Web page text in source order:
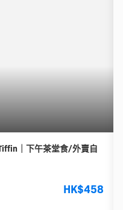
｜下午茶堂食/外賣自
HK$458